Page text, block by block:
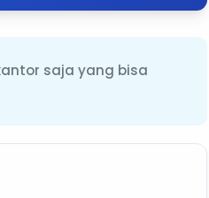
saja yang bisa